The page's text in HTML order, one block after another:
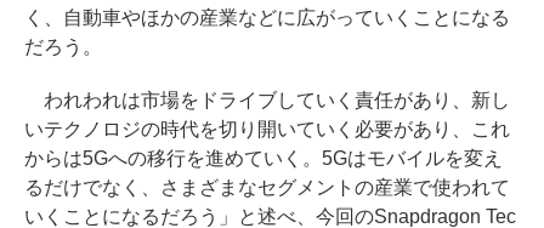
く、自動車やほかの産業などに広がっていくことになる
だろう。
われわれは市場をドライブしていく責任があり、新し
いテクノロジの時代を切り開いていく必要があり、これ
からは5Gへの移行を進めていく。5Gはモバイルを変え
るだけでなく、さまざまなセグメントの産業で使われて
いくことになるだろう」と述べ、今回のSnapdragon Tec